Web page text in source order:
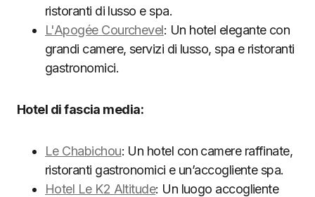
ristoranti di lusso e spa.
L'Apogée Courchevel: Un hotel elegante con
grandi camere, servizi di lusso, spa e ristoranti
gastronomici.
Hotel di fascia media:
Le Chabichou: Un hotel con camere raffinate,
ristoranti gastronomici e un’accogliente spa.
Hotel Le K2 Altitude: Un luogo accogliente